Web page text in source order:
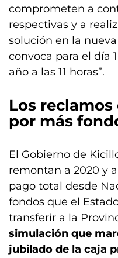
comprometen a
respectivas y a
solución en la
convoca para el día
año a las 11 horas”.
Los
por más
El Gobierno de
remontan a 2020 y
pago total desde
fondos que el
transferir a la
simulación que
jubilado de la caja